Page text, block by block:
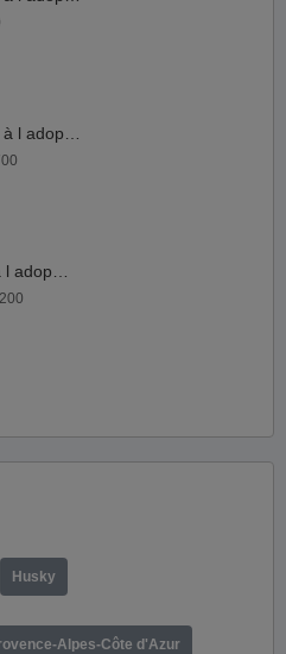
Husky
Alpes-Côte d'Azur